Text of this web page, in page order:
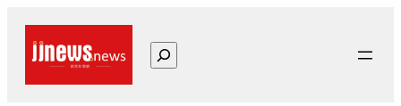
搜
尋